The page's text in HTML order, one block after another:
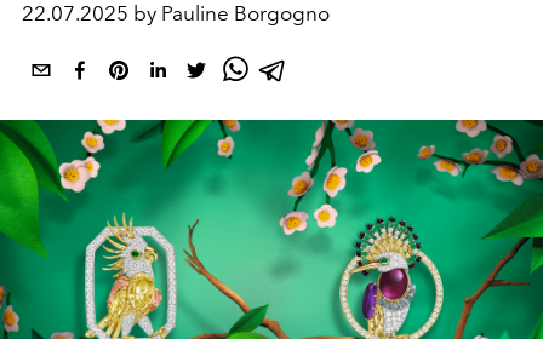
22.07.2025 by Pauline Borgogno